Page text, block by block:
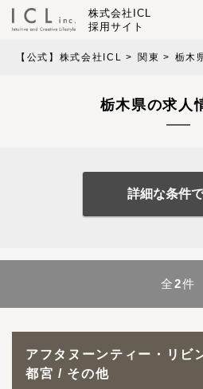
株式会社ICL
採用サイト
【公式】株式会社ICL 関東 栃木
栃木県の求人
詳細な条件
全2件
アフタヌーンティー・リ
都宮 / その他